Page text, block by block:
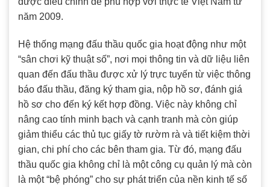
năm 2009.
Hệ thống mạng đấu thầu quốc gia hoạt động như một
“sân chơi kỹ thuật số”, nơi mọi thông tin và dữ liệu liên
quan đến đấu thầu được xử lý trực tuyến từ việc thông
báo đấu thầu, đăng ký tham gia, nộp hồ sơ, đánh giá
hồ sơ cho đến ký kết hợp đồng. Việc này không chỉ
nâng cao tính minh bạch và cạnh tranh mà còn giúp
giảm thiểu các thủ tục giấy tờ rườm rà và tiết kiệm thời
gian, chi phí cho các bên tham gia. Từ đó, mạng đấu
thầu quốc gia không chỉ là một công cụ quản lý mà còn
là một “bệ phóng” cho sự phát triển của nền kinh tế số